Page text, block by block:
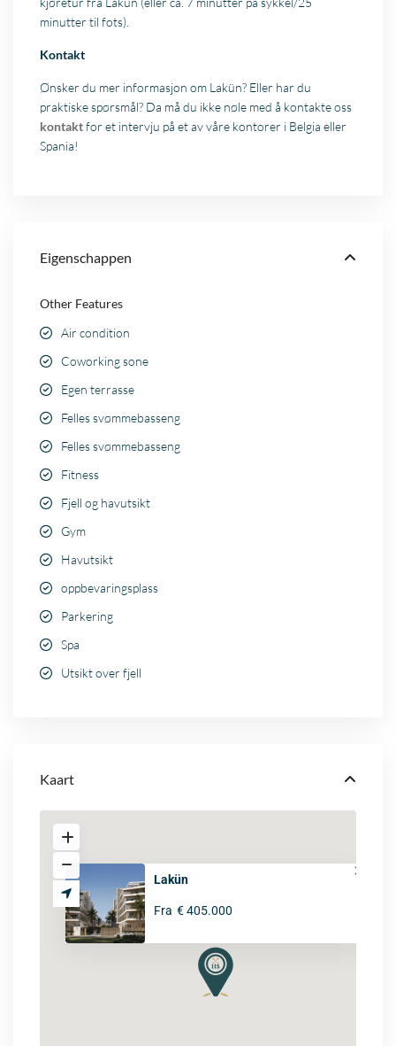
minutter til fots).
Kontakt
Ønsker du mer informasjon om Lakün? Eller har du
praktiske spørsmål? Da må du ikke nøle med å kontakte oss
kontaktfor et intervju på et av våre kontorer i Belgia eller
Spania!
Eigenschappen
Other Features
Air condition
Coworking sone
Egen terrasse
Felles svømmebasseng
Felles svømmebasseng
Fitness
Fjell og havutsikt
Gym
Havutsikt
oppbevaringsplass
Parkering
Spa
Utsikt over fjell
Kaart
Lakün
Fra € 405.000